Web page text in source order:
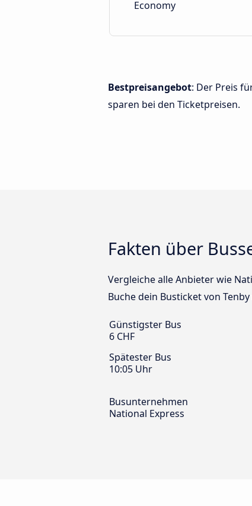
Economy
Bestpreisangebot: Der Preis
sparen bei den Ticketpreisen.
Fakten über
Vergleiche alle Anbieter wie
Buche dein Busticket von
Günstigster Bus
6 CHF
Spätester Bus
10:05 Uhr
Busunternehmen
National Express